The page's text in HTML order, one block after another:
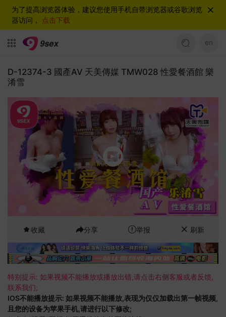
为了提高浏览器体验，建议您使用手机自带浏览器或谷歌浏览
器访问， 点击下载
en
D-12374-3 國產AV 天美傳媒 TMW028 性愛餐酒館 樂
淆雪
收藏 分享 举报 刷新
特别提示: 如果视频不能播放或播放出错,请点击右侧客服或者反馈,
联系我们;
IOS不能播放提示: 如果视频不能播放,表现为仅仅加载出第一帧视频,
且您的设备为苹果手机,请进行以下修改;